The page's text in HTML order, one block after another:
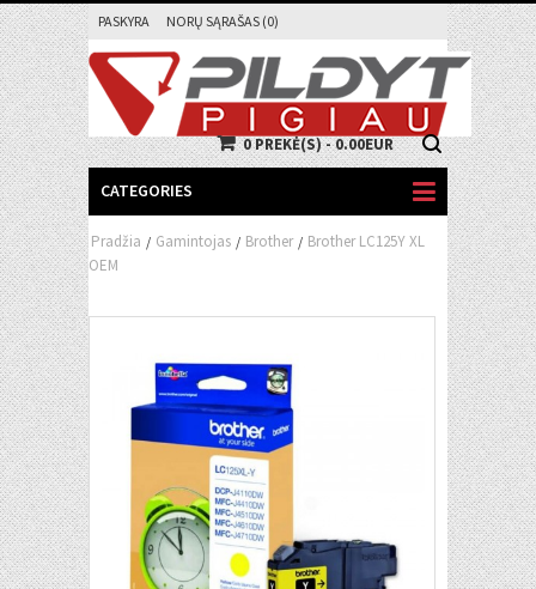
PASKYRA NORŲ SĄRAŠAS (0)
0 PREKĖ(S) - 0.00EUR
CATEGORIES
Pradžia / Gamintojas / Brother / Brother LC125Y XL
OEM